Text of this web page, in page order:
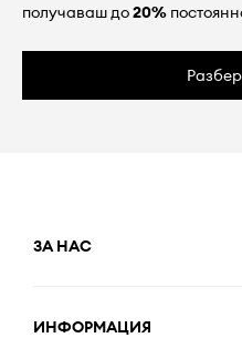
получаваш до20%
ЗА НАС
ИНФОРМАЦИЯ